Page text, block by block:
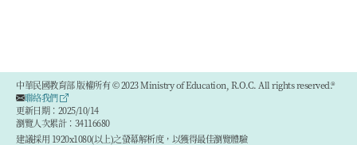
中華民國教育部 版權所有 © 2023 Ministry of Education, R.O.C. All rights reserved.®
聯絡我們
更新日期：2025/10/14
瀏覽人次累計：34116680
建議採用 1920x1080(以上)之螢幕解析度，以獲得最佳瀏覽體驗